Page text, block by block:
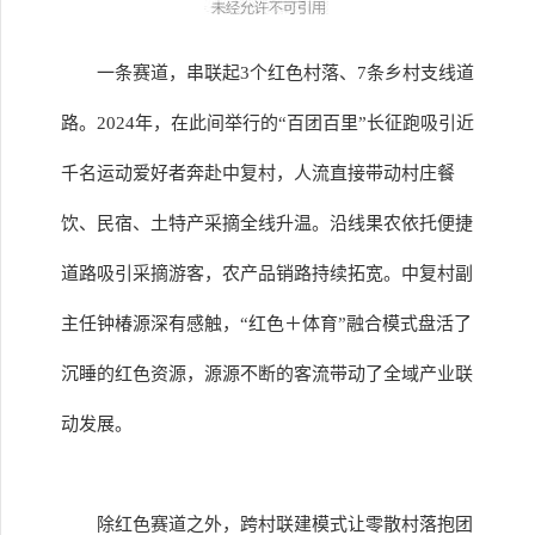
一条赛道，串联起3个红色村落、7条乡村支线道
路。2024年，在此间举行的“百团百里”长征跑吸引近
千名运动爱好者奔赴中复村，人流直接带动村庄餐
饮、民宿、土特产采摘全线升温。沿线果农依托便捷
道路吸引采摘游客，农产品销路持续拓宽。中复村副
主任钟椿源深有感触，“红色＋体育”融合模式盘活了
沉睡的红色资源，源源不断的客流带动了全域产业联
动发展。
除红色赛道之外，跨村联建模式让零散村落抱团